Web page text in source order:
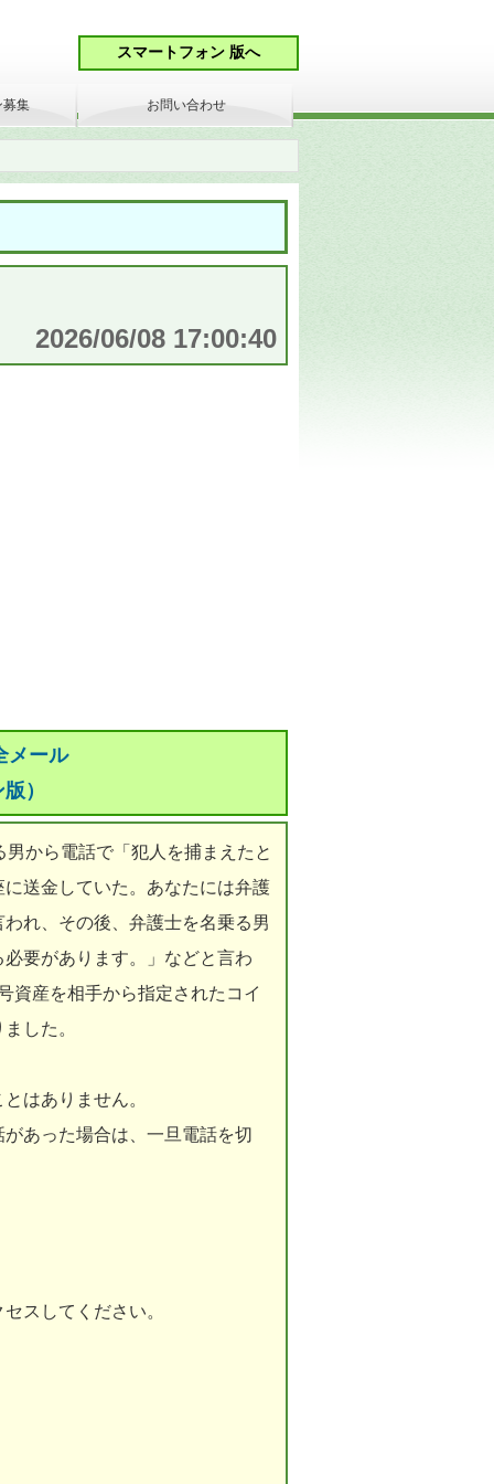
2026/06/08 17:00:40
メール
）
から電話で「犯人を捕まえたと
送金していた。あなたには弁護
れ、その後、弁護士を名乗る男
要があります。」などと言わ
資産を相手から指定されたコイ
した。
はありません。
あった場合は、一旦電話を切
スしてください。
募集 お問い合わせ